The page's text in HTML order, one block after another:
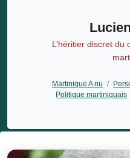
L’héritier discret du
Martinique A nu /
Politique martiniquais